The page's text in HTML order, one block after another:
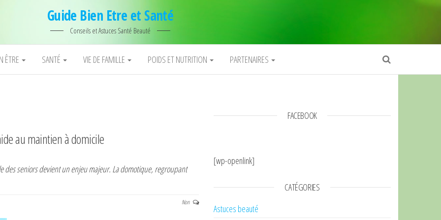
Guide Bien Etre et Santé
Conseils et Astuces Santé Beauté
ÊTRE SANTÉ VIE DE FAMILLE POIDS ET NUTRITION PARTENAIRES
au maintien à domicile
des seniors devient un enjeu majeur. La domotique, regroupant
Non
FACEBOOK
[wp-openlink]
CATÉGORIES
Astuces beauté